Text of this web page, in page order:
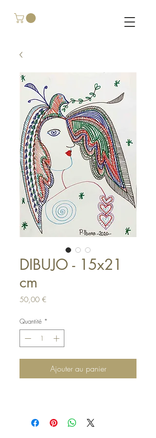
DIBUJO - 15x21
cm
50,00 €Prix
Quantité *
Ajouter au panier